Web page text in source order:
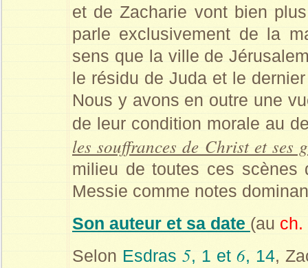
et de Zacharie vont bien
parle exclusivement de la
sens que la ville de
le résidu de Juda et le
Nous y avons en outre une
de leur condition morale au
les souffrances de Christ et ses
milieu de toutes ces scènes
Messie comme notes
Son auteur et sa date (au ch.
Selon Esdras 5, 1 et 6, 14,